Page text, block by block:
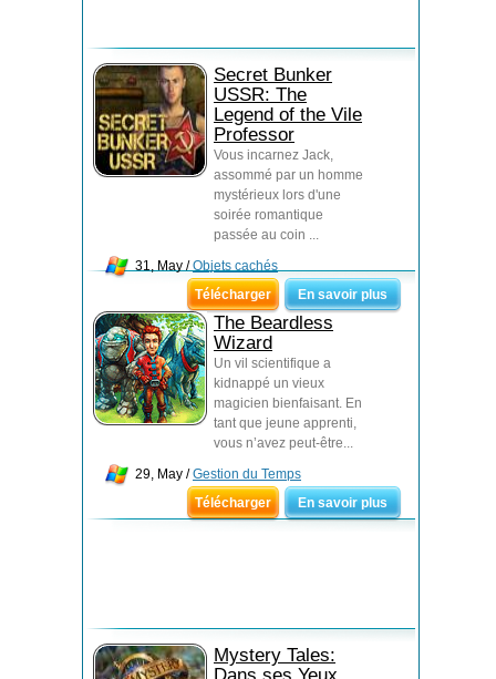
Secret Bunker
USSR: The
Legend of the Vile
Professor
Vous incarnez Jack,
assommé par un homme
mystérieux lors d'une
soirée romantique
passée au coin ...
31, May /Objets cachés
Télécharger
En savoir plus
The Beardless
Wizard
Un vil scientifique a
kidnappé un vieux
magicien bienfaisant. En
tant que jeune apprenti,
vous n’avez peut-être...
29, May /Gestion du Temps
Télécharger
En savoir plus
Mystery Tales: